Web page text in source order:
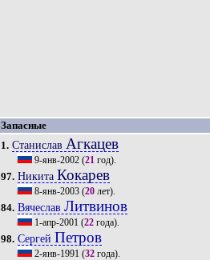
Запасные
1. Станислав Агкацев
9-янв-2002(21год).
97. Никита Кокарев
8-янв-2003(20лет).
84. Вячеслав Литвинов
1-апр-2001 (22года).
98. Сергей Петров
2-янв-1991 (32года).